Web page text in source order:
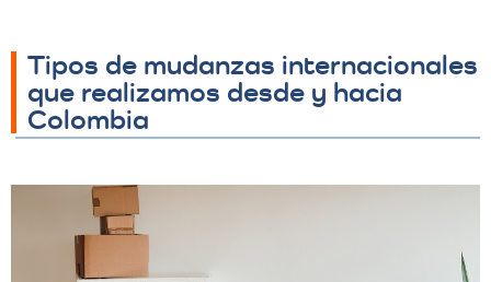
Tipos de mudanzas internacionales
que realizamos desde y hacia
Colombia